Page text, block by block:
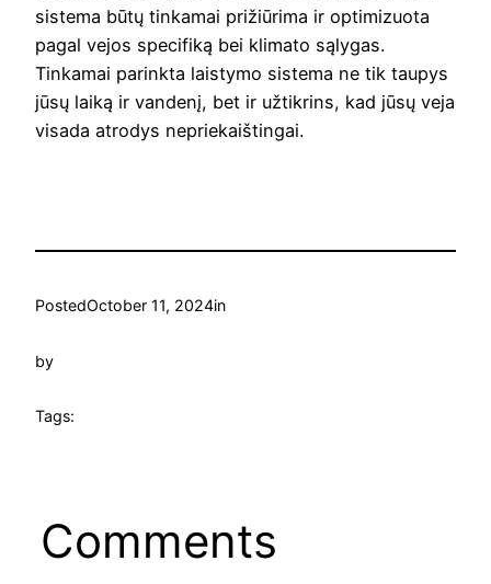
sistema būtų tinkamai prižiūrima ir optimizuota
pagal vejos specifiką bei klimato sąlygas.
Tinkamai parinkta laistymo sistema ne tik taupys
jūsų laiką ir vandenį, bet ir užtikrins, kad jūsų veja
visada atrodys nepriekaištingai.
PostedOctober 11, 2024in
by
Tags:
Comments